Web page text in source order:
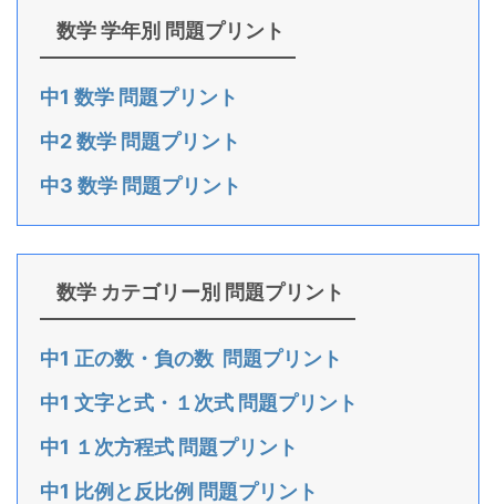
数学 学年別 問題プリント
中1 数学 問題プリント
中2 数学 問題プリント
中3 数学 問題プリント
数学 カテゴリー別 問題プリント
中1 正の数・負の数 問題プリント
中1 文字と式・１次式 問題プリント
中1 １次方程式 問題プリント
中1 比例と反比例 問題プリント